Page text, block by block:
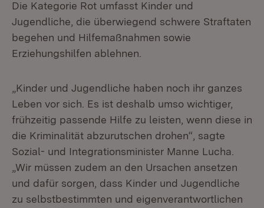
Die Kategorie Rot umfasst Kinder und
Jugendliche, die überwiegend schwere Straftaten
begehen und Hilfemaßnahmen sowie
Erziehungshilfen ablehnen.
„Kinder und Jugendliche haben noch ihr ganzes
Leben vor sich. Es ist deshalb umso wichtiger,
frühzeitig passende Hilfe zu leisten, wenn diese in
die Kriminalität abzurutschen drohen“, sagte
Sozial- und Integrationsminister Manne Lucha.
„Wir müssen zudem an den Ursachen ansetzen
und dafür sorgen, dass Kinder und Jugendliche
zu selbstbestimmten und eigenverantwortlichen